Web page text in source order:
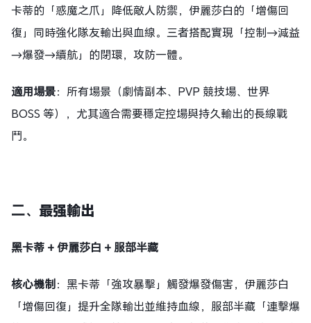
卡蒂的「惑魔之爪」降低敵人防禦，伊麗莎白的「增傷回
復」同時強化隊友輸出與血線。三者搭配實現「控制→減益
→爆發→續航」的閉環，攻防一體。
適用場景：所有場景（劇情副本、PVP 競技場、世界
BOSS 等），尤其適合需要穩定控場與持久輸出的長線戰
鬥。
二、 最强輸出
黑卡蒂 + 伊麗莎白 + 服部半藏
核心機制 ：黑卡蒂「強攻暴擊」觸發爆發傷害，伊麗莎白
「增傷回復」提升全隊輸出並維持血線，服部半藏「連撃爆